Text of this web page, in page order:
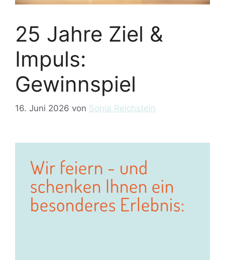
25 Jahre Ziel &
Impuls:
Gewinnspiel
16. Juni 2026 von Sonja Reichstein
Wir feiern - und
schenken Ihnen ein
besonderes Erlebnis: